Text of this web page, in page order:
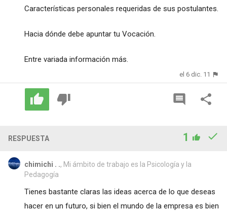
Características personales requeridas de sus postulantes.
Hacia dónde debe apuntar tu Vocación.
Entre variada información más.
el 6 dic. 11
RESPUESTA 1
chimichi . ., Mi ámbito de trabajo es la Psicología y la
Pedagogía
Tienes bastante claras las ideas acerca de lo que deseas
hacer en un futuro, si bien el mundo de la empresa es bien